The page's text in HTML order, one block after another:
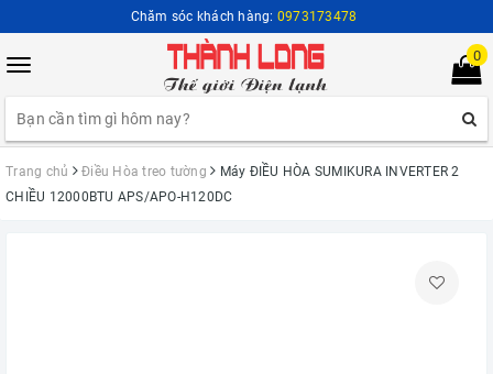
Chăm sóc khách hàng: 0973173478
Toggle
0
Trang chủ Điều Hòa treo tường
Máy ĐIỀU HÒA SUMIKURA INVERTER 2
CHIỀU 12000BTU APS/APO-H120DC